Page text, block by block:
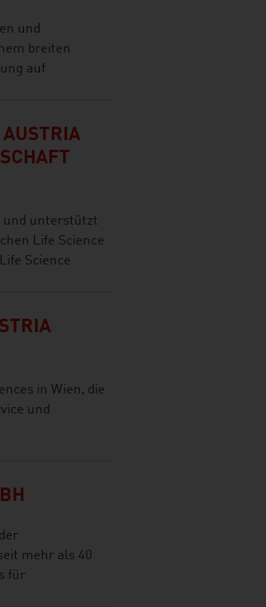
und
breiten
auf
und unterstützt
Life Science
Science
in Wien, die
und
mehr als 40
für